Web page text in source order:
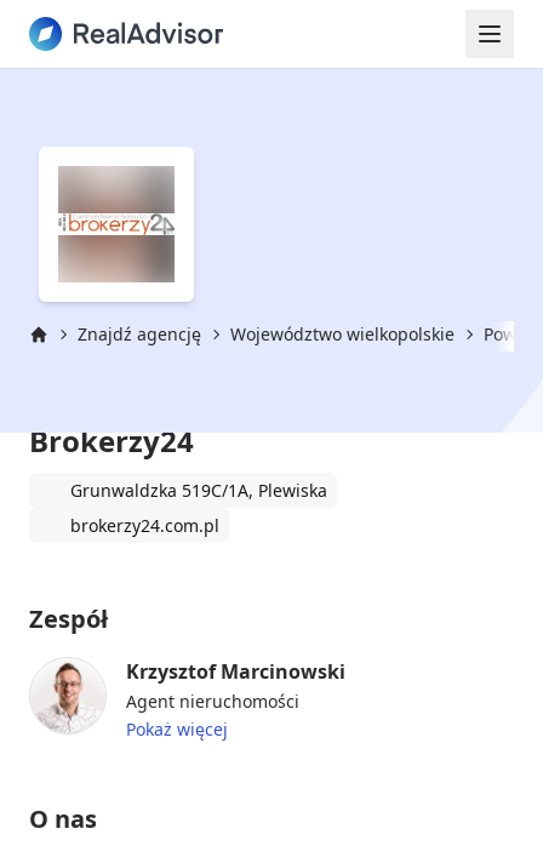
Znajdź agencję Województwo wielkopolskie
Brokerzy24
Grunwaldzka 519C/1A, Plewiska
brokerzy24.com.pl
Zespół
Krzysztof Marcinowski
Agent nieruchomości
Pokaż więcej
O nas